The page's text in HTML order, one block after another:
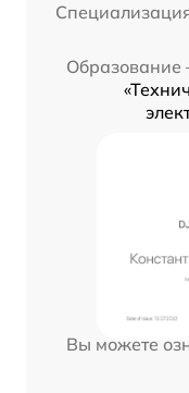
Образование
Вы можете